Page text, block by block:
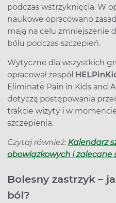
podczas wstrzyknięcia. W
naukowe opracowano
mają na celu zmniejszenie
bólu podczas szczepień.
Wytyczne dla wszystkich
opracował zespół
Eliminate Pain in Kids and
dotyczą postępowania
trakcie wizyty i w
szczepienia.
Czytaj również: Kalendarz
obowiązkowych i zalecane
Bolesny zastrzyk –
ból?